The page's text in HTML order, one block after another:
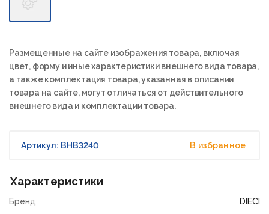
Размещенные на сайте изображения товара, включая
цвет, форму и иные характеристики внешнего вида товара,
а также комплектация товара, указанная в описании
товара на сайте, могут отличаться от действительного
внешнего вида и комплектации товара.
Артикул: BHB3240 В избранное
Характеристики
Бренд
DIECI